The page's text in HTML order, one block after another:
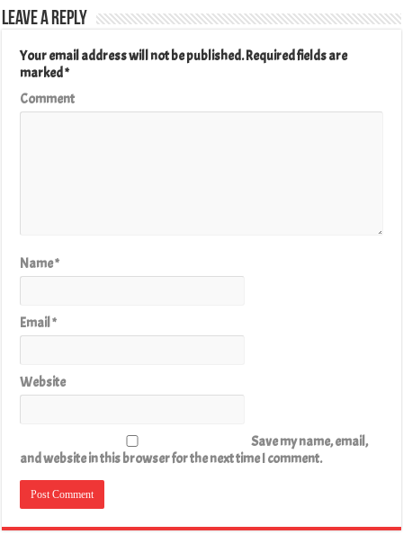
Leave a Reply
Your email address will not be published.Required fields are
marked*
Comment
Name*
Email*
Website
Save my name, email,
and website in this browser for the next time I comment.